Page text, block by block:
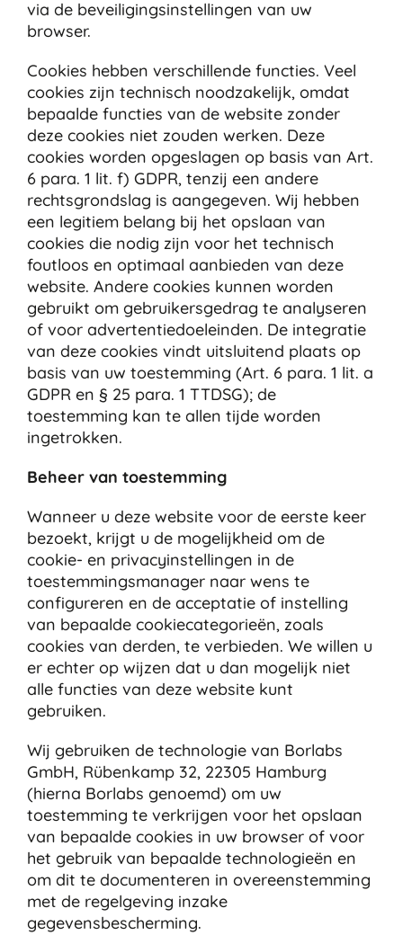
via de beveiligingsinstellingen van uw
browser.
Cookies hebben verschillende functies. Veel
cookies zijn technisch noodzakelijk, omdat
bepaalde functies van de website zonder
deze cookies niet zouden werken. Deze
cookies worden opgeslagen op basis van Art.
6 para. 1 lit. f) GDPR, tenzij een andere
rechtsgrondslag is aangegeven. Wij hebben
een legitiem belang bij het opslaan van
cookies die nodig zijn voor het technisch
foutloos en optimaal aanbieden van deze
website. Andere cookies kunnen worden
gebruikt om gebruikersgedrag te analyseren
of voor advertentiedoeleinden. De integratie
van deze cookies vindt uitsluitend plaats op
basis van uw toestemming (Art. 6 para. 1 lit. a
GDPR en § 25 para. 1 TTDSG); de
toestemming kan te allen tijde worden
ingetrokken.
Beheer van toestemming
Wanneer u deze website voor de eerste keer
bezoekt, krijgt u de mogelijkheid om de
cookie- en privacyinstellingen in de
toestemmingsmanager naar wens te
configureren en de acceptatie of instelling
van bepaalde cookiecategorieën, zoals
cookies van derden, te verbieden. We willen u
er echter op wijzen dat u dan mogelijk niet
alle functies van deze website kunt
gebruiken.
Wij gebruiken de technologie van Borlabs
GmbH, Rübenkamp 32, 22305 Hamburg
(hierna Borlabs genoemd) om uw
toestemming te verkrijgen voor het opslaan
van bepaalde cookies in uw browser of voor
het gebruik van bepaalde technologieën en
om dit te documenteren in overeenstemming
met de regelgeving inzake
gegevensbescherming.